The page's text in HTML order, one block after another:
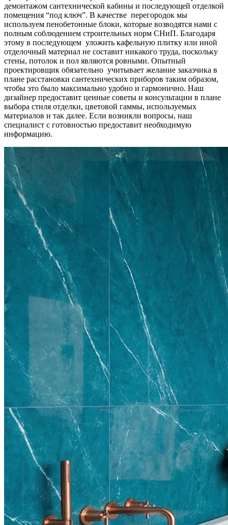
демонтажом сантехнической кабины и последующей отделкой
помещения “под ключ”. В качестве перегородок мы
используем пенобетонные блоки, которые возводятся нами с
полным соблюдением строительных норм СНиП. Благодаря
этому в последующем уложить кафельную плитку или иной
отделочный материал не составит никакого труда, поскольку
стены, потолок и пол являются ровными. Опытный
проектировщик обязательно учитывает желание заказчика в
плане расстановки сантехнических приборов таким образом,
чтобы это было максимально удобно и гармонично. Наш
дизайнер предоставит ценные советы и консультации в плане
выбора стиля отделки, цветовой гаммы, используемых
материалов и так далее. Если возникли вопросы, наш
специалист с готовностью предоставит необходимую
информацию.